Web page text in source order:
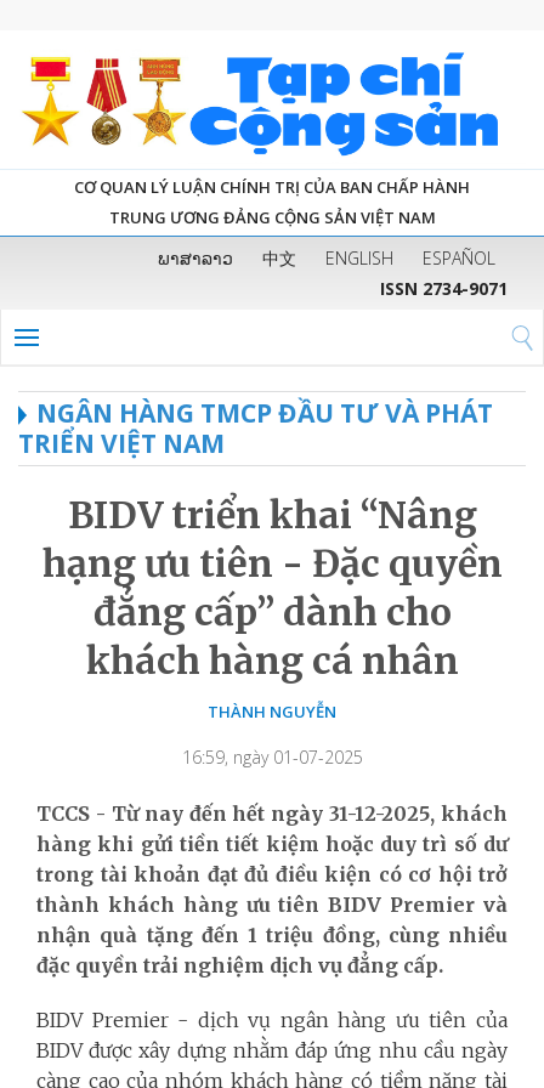
CƠ QUAN LÝ LUẬN CHÍNH TRỊ CỦA BAN CHẤP HÀNH
TRUNG ƯƠNG ĐẢNG CỘNG SẢN VIỆT NAM
ພາສາລາວ 中文 ENGLISH
ESPAÑOL
ISSN 2734-9071
NGÂN HÀNG TMCP ĐẦU TƯ VÀ PHÁT
TRIỂN VIỆT NAM
BIDV triển khai “Nâng
hạng ưu tiên - Đặc quyền
đẳng cấp” dành cho
khách hàng cá nhân
THÀNH NGUYỄN
16:59, ngày 01-07-2025
TCCS - Từ nay đến hết ngày 31-12-2025, khách
hàng khi gửi tiền tiết kiệm hoặc duy trì số dư
trong tài khoản đạt đủ điều kiện có cơ hội trở
thành khách hàng ưu tiên BIDV Premier và
nhận quà tặng đến 1 triệu đồng, cùng nhiều
đặc quyền trải nghiệm dịch vụ đẳng cấp.
BIDV Premier - dịch vụ ngân hàng ưu tiên của
BIDV được xây dựng nhằm đáp ứng nhu cầu ngày
càng cao của nhóm khách hàng có tiềm năng tài